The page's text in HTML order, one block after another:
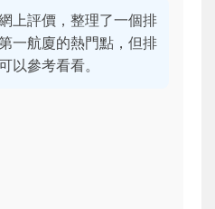
上評價，整理了一個排
一航廈的熱門點，但排
以參考看看。